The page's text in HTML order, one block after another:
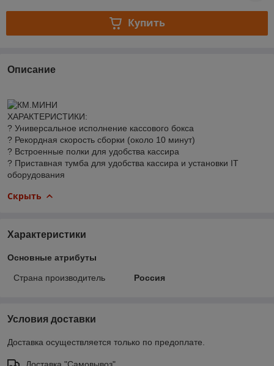
Купить
Описание
ХАРАКТЕРИСТИКИ:
? Универсальное исполнение кассового бокса
? Рекордная скорость сборки (около 10 минут)
? Встроенные полки для удобства кассира
? Приставная тумба для удобства кассира и установки IT
оборудования
Скрыть
Характеристики
Основные атрибуты
Страна производитель Россия
Условия доставки
Доставка осуществляется только по предоплате.